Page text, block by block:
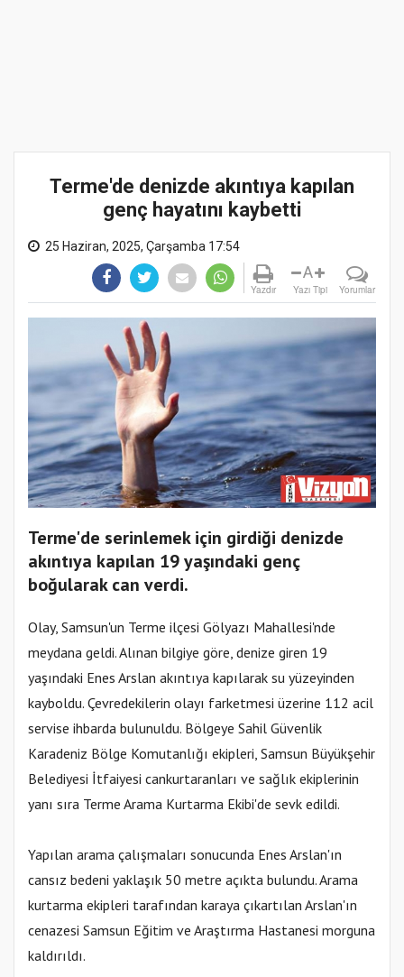
Terme'de denizde akıntıya kapılan
genç hayatını kaybetti
25 Haziran, 2025, Çarşamba 17:54
Yazdır
A
Yazı Tipi Yorumlar
Terme'de serinlemek için girdiği denizde
akıntıya kapılan 19 yaşındaki genç
boğularak can verdi.
Olay, Samsun'un Terme ilçesi Gölyazı Mahallesi'nde
meydana geldi. Alınan bilgiye göre, denize giren 19
yaşındaki Enes Arslan akıntıya kapılarak su yüzeyinden
kayboldu. Çevredekilerin olayı farketmesi üzerine 112 acil
servise ihbarda bulunuldu. Bölgeye Sahil Güvenlik
Karadeniz Bölge Komutanlığı ekipleri, Samsun Büyükşehir
Belediyesi İtfaiyesi cankurtaranları ve sağlık ekiplerinin
yanı sıra Terme Arama Kurtarma Ekibi'de sevk edildi.
Yapılan arama çalışmaları sonucunda Enes Arslan'ın
cansız bedeni yaklaşık 50 metre açıkta bulundu. Arama
kurtarma ekipleri tarafından karaya çıkartılan Arslan'ın
cenazesi Samsun Eğitim ve Araştırma Hastanesi morguna
kaldırıldı.